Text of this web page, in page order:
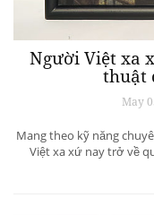
Người Việt xa
thuật
May
Mang theo kỹ năng
Việt xa xứ nay trở về